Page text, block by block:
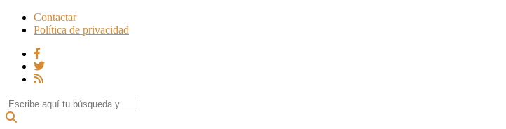
Contactar
Política de privacidad
Search for: